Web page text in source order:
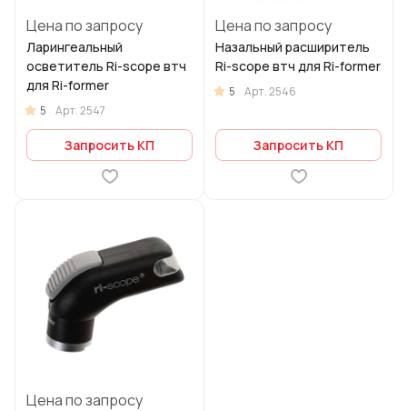
Цена по запросу
Ларингеальный
осветитель Ri-scope втч
для Ri-former
5 Арт.2547
Запросить КП
Цена по запросу
Назальный расширитель
Ri-scope втч для Ri-former
5 Арт.2546
Запросить КП
Цена по запросу